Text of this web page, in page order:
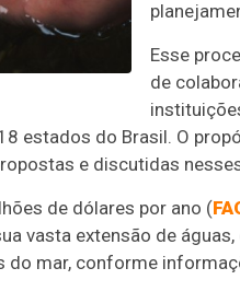
Esse
de
estados do Brasil. O
e discutidas
de dólares por ano (
vasta extensão de
mar, conforme